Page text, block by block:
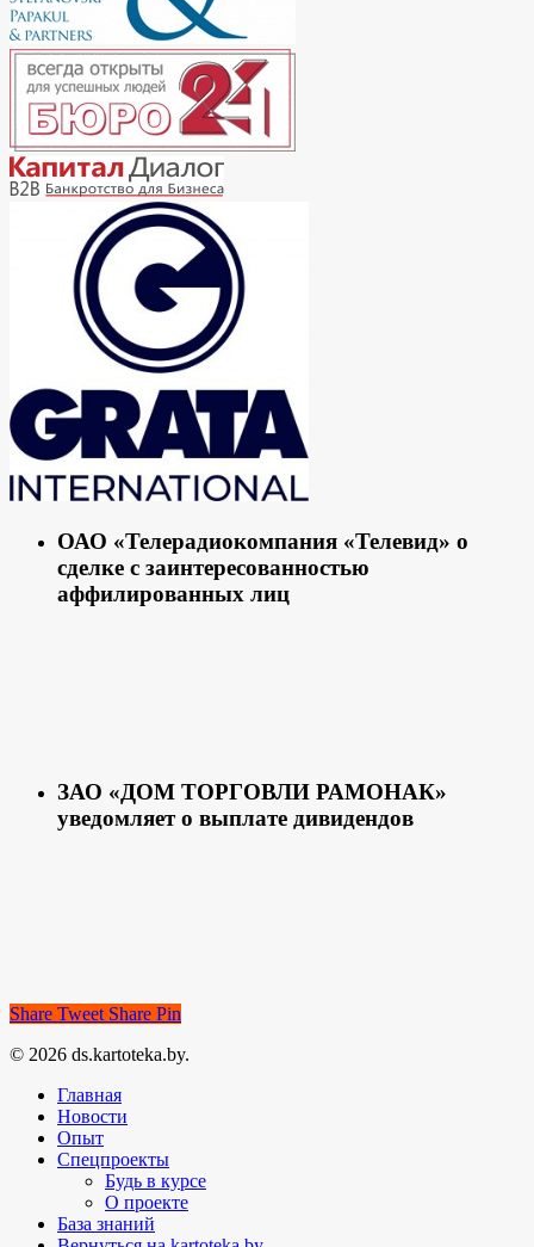
ОАО «Телерадиокомпания «Телевид» о
сделке с заинтересованностью
аффилированных лиц
ЗАО «ДОМ ТОРГОВЛИ РАМОНАК»
уведомляет о выплате дивидендов
Share Tweet Share Pin
© 2026 ds.kartoteka.by.
Главная
Новости
Опыт
Спецпроекты
Будь в курсе
О проекте
База знаний